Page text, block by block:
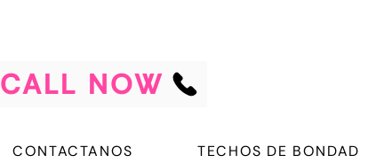
CALL NOW
CONTACTANOS TECHOS DE BONDAD